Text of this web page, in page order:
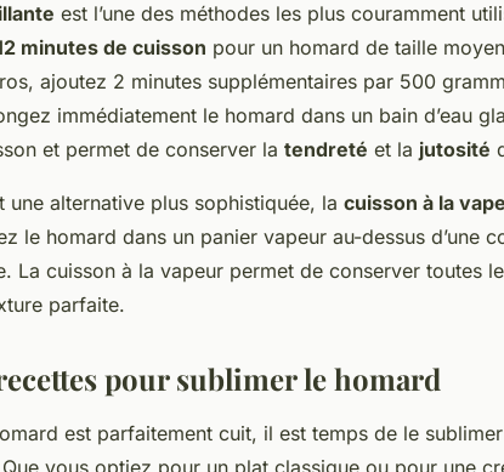
est l’une des méthodes les plus couramment
minutes de cuisson pour un homard de taille
ajoutez 2 minutes supplémentaires par 500
immédiatement le homard dans un bain d’eau
et permet de conserver la tendreté et la jutosité
une alternative plus sophistiquée, la cuisson à la
le homard dans un panier vapeur au-dessus d’une
La cuisson à la vapeur permet de conserver toutes
parfaite.
pour sublimer le homard
est parfaitement cuit, il est temps de le